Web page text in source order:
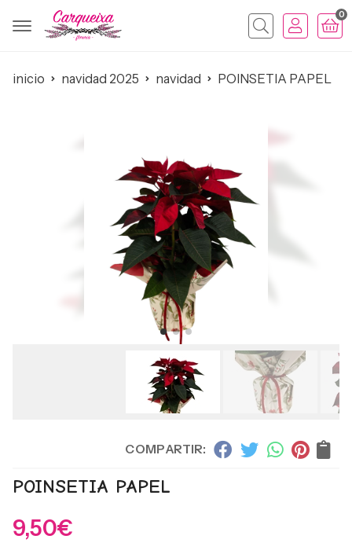
Buscar
0
inicio navidad 2025 navidad POINSETIA PAPEL
COMPARTIR:
POINSETIA PAPEL
9,50€